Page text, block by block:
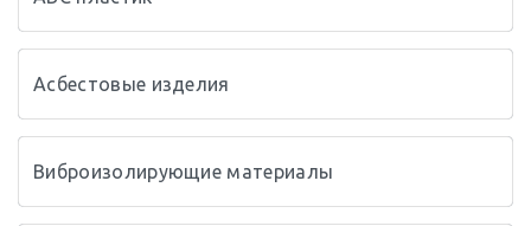
Асбестовые изделия
Виброизолирующие материалы